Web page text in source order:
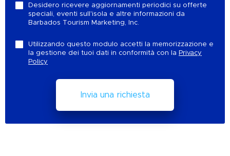
Desidero ricevere aggiornamenti periodici su offerte
speciali, eventi sull'isola e altre informazioni da
Barbados Tourism Marketing, Inc.
Utilizzando questo modulo accetti la memorizzazione e
la gestione dei tuoi dati in conformità con la Privacy
Policy